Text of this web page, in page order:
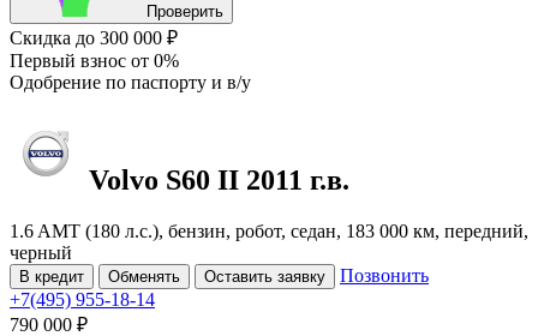
Проверить
Скидка до 300 000 ₽
Первый взнос от 0%
Одобрение по паспорту и в/у
Volvo S60 II 2011 г.в.
1.6 AMT (180 л.с.), бензин, робот, седан, 183 000 км, передний,
черный
В кредит Обменять Оставить заявку
Позвонить
+7(495) 955-18-14
790 000 ₽